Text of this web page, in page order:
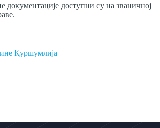
документације доступни су на званичној
Куршумлија